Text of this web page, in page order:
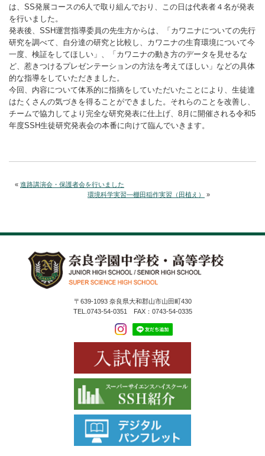
は、SS発展コースの6人で取り組んでおり、この日は代表者４名が発表
を行いました。
発表後、SSH運営指導委員の先生方からは、「カワニナについての先行
研究を調べて、自分達の研究と比較し、カワニナの生育環境について今
一度、検証をしてほしい」、「カワニナの動き方のデータを見せるな
ど、惹きつけるプレゼンテーションの方法を考えてほしい」などの具体
的な指導をしていただきました。
今回、内容について体系的に指摘をしていただいたことにより、生徒達
はたくさんの気づきを得ることができました。それらのことを改善し、
チームで協力してより完全な研究発表に仕上げ、8月に開催される令和5
年度SSH生徒研究発表会の本番に向けて臨んでいきます。
« 進路講演会・保護者会を行いました
環境科学実習―棚田稲作実習（田植え）
»
〒639-1093 奈良県大和郡山市山田町430
TEL.0743-54-0351 FAX：0743-54-0335